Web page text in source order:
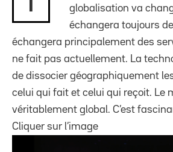
globalisation va
échangera toujours
échangera principalement des
ne fait pas actuellement. La
de dissocier géographiquement
celui qui fait et celui qui reçoit. Le
véritablement global. C’est
Cliquer sur l’image